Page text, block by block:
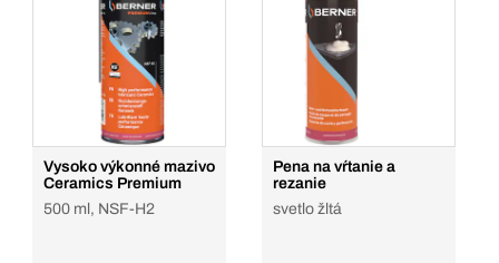
Vysoko výkonné mazivo
Ceramics Premium
500 ml, NSF-H2
Pena na vŕtanie a
rezanie
svetlo žltá